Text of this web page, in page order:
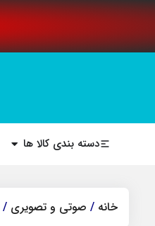
دسته بندی کالا ها
خانه / صوتی و تصویری /